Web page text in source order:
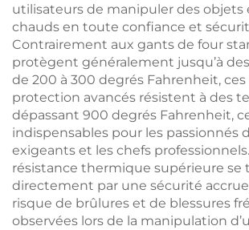
utilisateurs de manipuler des
chauds en toute confiance et
Contrairement aux gants de four
protègent généralement jusqu’à
de 200 à 300 degrés Fahrenheit,
protection avancés résistent à des
dépassant 900 degrés Fahrenheit,
indispensables pour les passionnés
exigeants et les chefs
résistance thermique supérieure se
directement par une sécurité
risque de brûlures et de blessures
observées lors de la manipulation